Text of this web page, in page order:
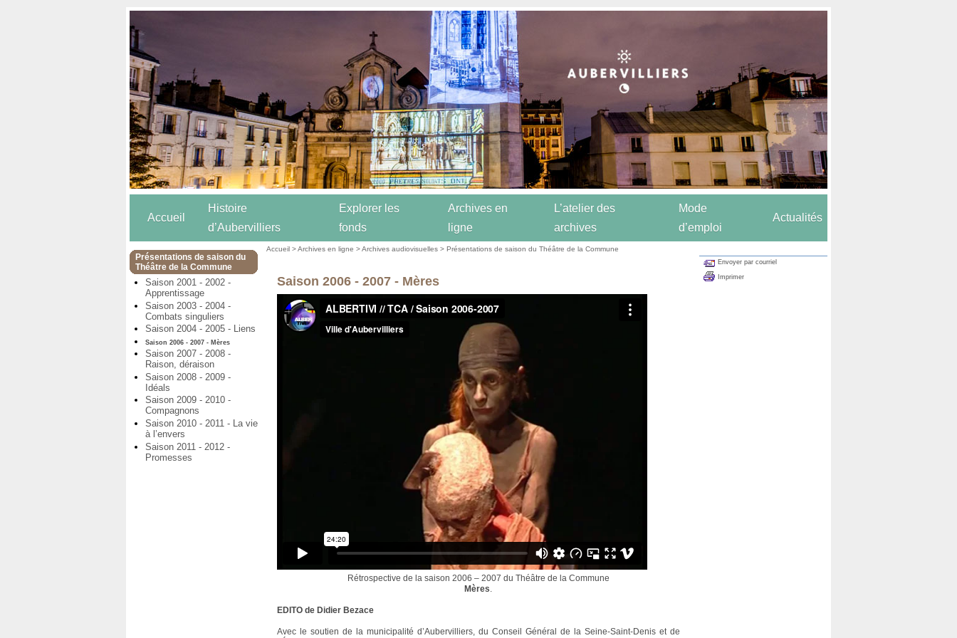
Accueil
Histoire
d’Aubervilliers
Explorer les
fonds
Archives en
ligne
L’atelier des
archives
Mode
d’emploi
Actualités
Présentations de saison du
Théâtre de la Commune
Saison 2001 - 2002 -
Apprentissage
Saison 2003 - 2004 -
Combats singuliers
Saison 2004 - 2005 - Liens
Saison 2006 - 2007 - Mères
Saison 2007 - 2008 -
Raison, déraison
Saison 2008 - 2009 -
Idéals
Saison 2009 - 2010 -
Compagnons
Saison 2010 - 2011 - La vie
à l’envers
Saison 2011 - 2012 -
Promesses
Accueil >Archives en ligne >Archives audiovisuelles >Présentations de saison du Théâtre de la Commune
Saison 2006 - 2007 - Mères
Rétrospective de la saison 2006 – 2007 du Théâtre de la Commune
Mères.
EDITO de Didier Bezace
Avec le soutien de la municipalité d’Aubervilliers, du Conseil Général de la Seine-Saint-Denis et de
Envoyer par courriel
Imprimer